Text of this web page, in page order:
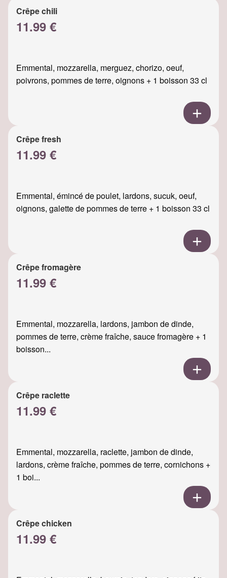
Crêpe chili
11.99 €
Emmental, mozzarella, merguez, chorizo, oeuf,
poivrons, pommes de terre, oignons + 1 boisson 33 cl
Crêpe fresh
11.99 €
Emmental, émincé de poulet, lardons, sucuk, oeuf,
oignons, galette de pommes de terre + 1 boisson 33 cl
Crêpe fromagère
11.99 €
Emmental, mozzarella, lardons, jambon de dinde,
pommes de terre, crème fraîche, sauce fromagère + 1
boisson...
Crêpe raclette
11.99 €
Emmental, mozzarella, raclette, jambon de dinde,
lardons, crème fraîche, pommes de terre, cornichons +
1 boi...
Crêpe chicken
11.99 €